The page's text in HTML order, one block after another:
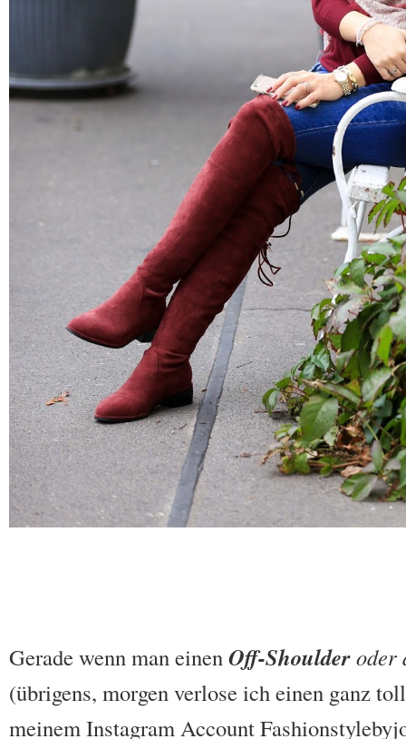
Gerade wenn man einenOff-Shoulderoder
(übrigens, morgen verlose ich einen ganz
meinem Instagram Account